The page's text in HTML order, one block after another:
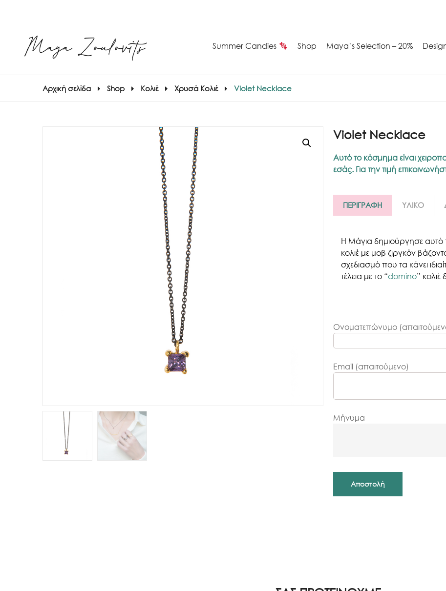
Summer Candies Shop Maya’s Selection – 20%
Αρχική σελίδα Shop Κολιέ Χρυσά Κολιέ Violet Necklace
Violet Necklace
Αυτό το κόσμημα είναι
εσάς. Για την τιμή
ΠΕΡΙΓΡΑΦΗ ΥΛΙΚΟ
Η Μάγια δημιούργησε αυτό
κολιέ με μοβ ζιργκόν
σχεδιασμό που τα κάνει
τέλεια με το “domino”
Ονοματεπώνυμο
Email (απαιτούμενο)
Μήνυμα